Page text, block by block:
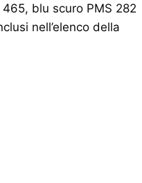
blu scuro PMS 282
nell’elenco della